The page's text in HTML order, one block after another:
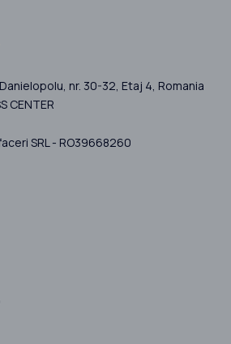
nr. 30-32, Etaj 4, Romania
CENTER
SRL - RO39668260